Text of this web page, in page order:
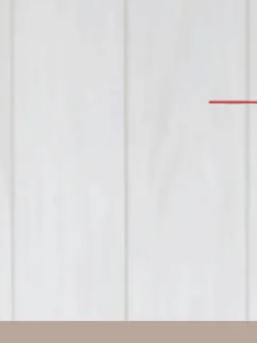
NT$290